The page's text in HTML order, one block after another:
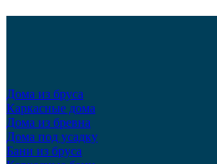
Дома из бруса
Каркасные дома
Дома из бревна
Дома под усадку
Бани из бруса